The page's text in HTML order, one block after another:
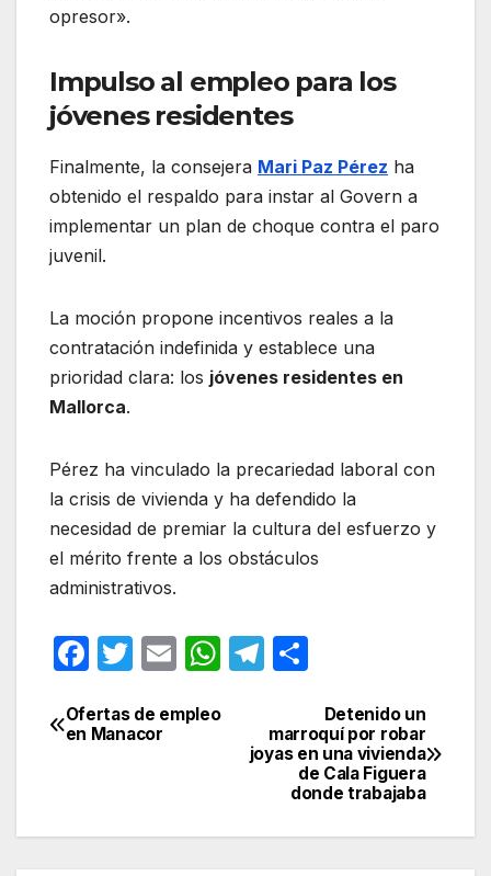
opresor».
Impulso al empleo para los
jóvenes residentes
Finalmente, la consejera Mari Paz Pérez ha
obtenido el respaldo para instar al Govern a
implementar un plan de choque contra el paro
juvenil.
La moción propone incentivos reales a la
contratación indefinida y establece una
prioridad clara: los jóvenes residentes en
Mallorca.
Pérez ha vinculado la precariedad laboral con
la crisis de vivienda y ha defendido la
necesidad de premiar la cultura del esfuerzo y
el mérito frente a los obstáculos
administrativos.
F
c
o
T
itt
E
ail
W
at
p
T
e
gr
m
m
p
ar
tir
Navegación
Detenido un
marroquí por robar
joyas en una vivienda
de Cala Figuera
donde trabajaba
Ofertas de empleo
en Manacor